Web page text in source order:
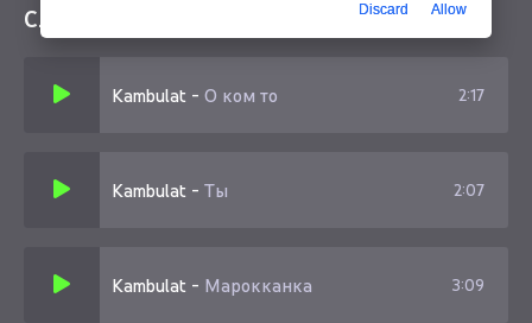
Слушайте еще
Kambulat - О ком то 2:17
Kambulat - Ты 2:07
Kambulat - Марокканка 3:09
Discard Allow